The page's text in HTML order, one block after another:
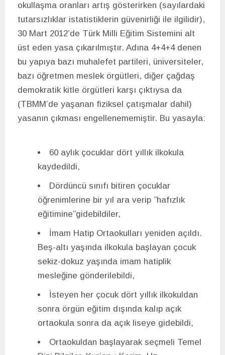
okullaşma oranları artış gösterirken (sayılardaki
tutarsızlıklar istatistiklerin güvenirliği ile ilgilidir),
30 Mart 2012’de Türk Milli Eğitim Sistemini alt
üst eden yasa çıkarılmıştır. Adına 4+4+4 denen
bu yapıya bazı muhalefet partileri, üniversiteler,
bazı öğretmen meslek örgütleri, diğer çağdaş
demokratik kitle örgütleri karşı çıktıysa da
(TBMM’de yaşanan fiziksel çatışmalar dahil)
yasanın çıkması engellenememiştir. Bu yasayla:
60 aylık çocuklar dört yıllık ilkokula
kaydedildi,
Dördüncü sınıfı bitiren çocuklar
öğrenimlerine bir yıl ara verip ”hafızlık
eğitimine”gidebildiler,
İmam Hatip Ortaokulları yeniden açıldı.
Beş-altı yaşında ilkokula başlayan çocuk
sekiz-dokuz yaşında imam hatiplik
mesleğine gönderilebildi,
İsteyen her çocuk dört yıllık ilkokuldan
sonra örgün eğitim dışında kalıp açık
ortaokula sonra da açık liseye gidebildi,
Ortaokuldan başlayarak seçmeli Temel